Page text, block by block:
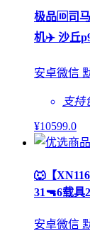
极品🆔司
机✈️ 沙丘
安卓微信
支持
¥10599.0
🐺【
31🔫6载具
安卓微信